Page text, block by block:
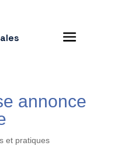
annonce
et pratiques